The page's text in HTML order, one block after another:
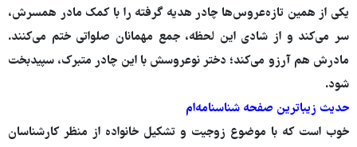
یکی از همین تازه‌عروس‌ها چادر هدیه گرفته را با کمک مادر همسرش،
‌سر می‌کند و از شادی این لحظه، جمع مهمانان صلواتی ختم می‌کنند.
مادرش هم آرزو می‌کند؛ دختر نوعروسش با این چادر متبرک، سپیدبخت
شود.
حدیث زیباترین صفحه شناسنامه‌ام
خوب است که با موضوع زوجیت و تشکیل خانواده از منظر کارشناسان